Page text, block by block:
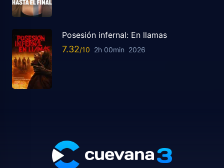
Posesión infernal: En llamas
7.32 2h 00min 2026